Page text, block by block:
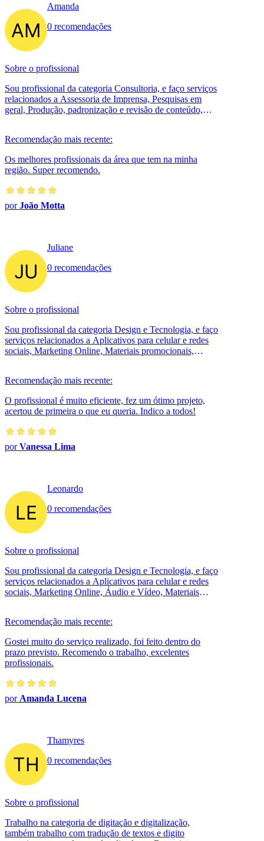
Amanda
0 recomendações
Sobre o profissional
Sou profissional da categoria Consultoria, e faço serviços
relacionados a Assessoria de Imprensa, Pesquisas em
geral, Produção, padronização e revisão de conteúdo,
Recomendação mais recente:
Os melhores profissionais da área que tem na minha
região. Super recomendo.
porJoão Motta
Juliane
0 recomendações
Sobre o profissional
Sou profissional da categoria Design e Tecnologia, e faço
serviços relacionados a Aplicativos para celular e redes
sociais, Marketing Online, Materiais promocionais,
Recomendação mais recente:
O profissional é muito eficiente, fez um ótimo projeto,
acertou de primeira o que eu queria. Indico a todos!
porVanessa Lima
Leonardo
0 recomendações
Sobre o profissional
Sou profissional da categoria Design e Tecnologia, e faço
serviços relacionados a Aplicativos para celular e redes
sociais, Marketing Online, Áudio e Vídeo, Materiais
Recomendação mais recente:
Gostei muito do serviço realizado, foi feito dentro do
prazo previsto. Recomendo o trabalho, excelentes
profissionais.
por Amanda Lucena
Thamyres
0 recomendações
Sobre o profissional
Trabalho na categoria de digitação e digitalização,
também trabalho com tradução de textos e digito